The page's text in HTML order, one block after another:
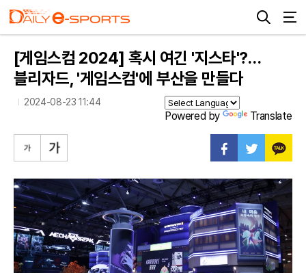
[게임스컴 2024] 혹시 여긴 '지스타'?…
블리자드, '게임스컴'에 부산을 만들다
2024-08-23 11:44
Powered by Translate